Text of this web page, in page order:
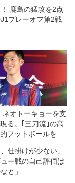
鹿島の猛攻を2点
プレーオフ第2戦
ネオトーキョーを支
る。｢三刀流｣の高
フットボールを後
仕掛けが少ない」
ー戦の自己評価は
と」